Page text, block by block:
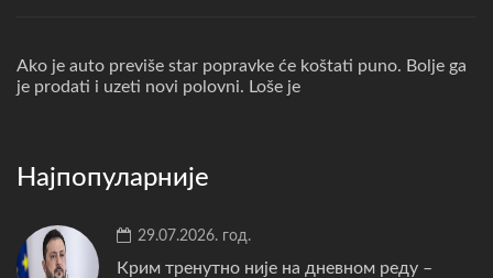
Ako je auto previše star popravke će koštati puno. Bolje ga
je prodati i uzeti novi polovni. Loše je
Најпопуларније
29.07.2026. год.
Крим тренутно није на дневном реду –